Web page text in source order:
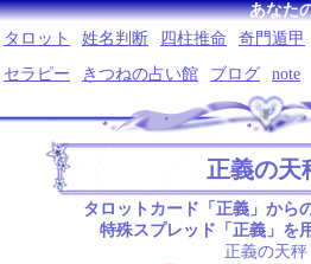
あなた
タロット
姓名判断 四柱推命 奇門遁甲
セラピー
きつねの占い館 ブログ note
正義の天
タロットカード「正義」から
特殊スプレッド「正義」を
正義の天秤